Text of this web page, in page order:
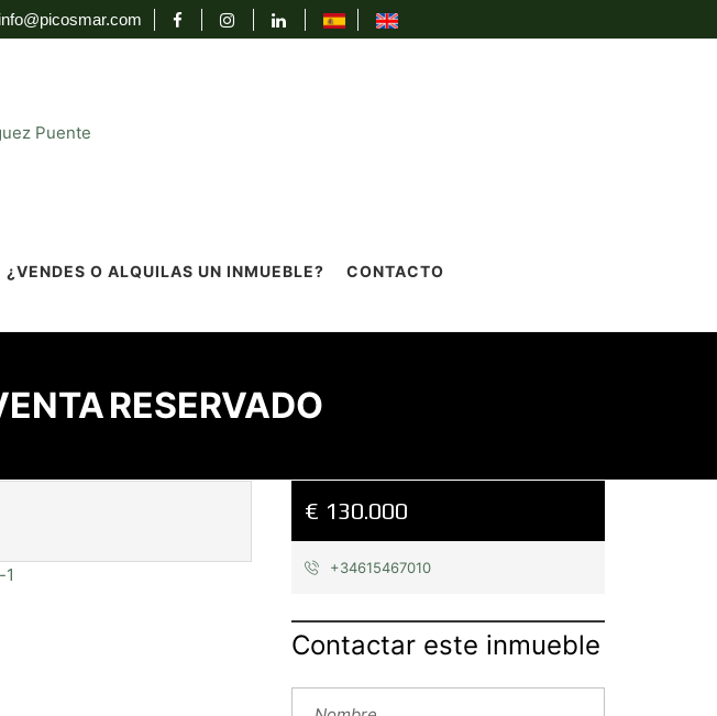
info@picosmar.com
¿VENDES O ALQUILAS UN INMUEBLE? CONTACTO
RESERVADO
€ 130.000
+34615467010
Contactar este inmueble